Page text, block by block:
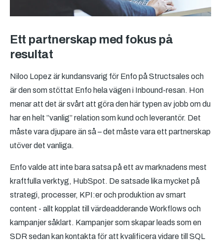
Ett partnerskap med fokus på
resultat
Niloo Lopez är kundansvarig för Enfo på Structsales och
är den som stöttat Enfo hela vägen i Inbound-resan. Hon
menar att det är svårt att göra den här typen av jobb om du
har en helt ”vanlig” relation som kund och leverantör. Det
måste vara djupare än så – det måste vara ett partnerskap
utöver det vanliga.
Enfo valde att inte bara satsa på ett av marknadens mest
kraftfulla verktyg, HubSpot. De satsade lika mycket på
strategi, processer, KPI:er och produktion av smart
content - allt kopplat till värdeadderande Workflows och
kampanjer såklart. Kampanjer som skapar leads som en
SDR sedan kan kontakta för att kvalificera vidare till SQL